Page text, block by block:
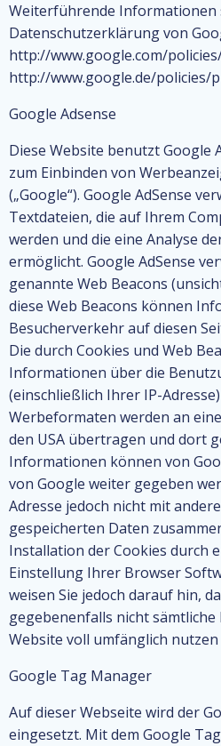
Weiterführende Informationen
Datenschutzerklärung von
http://www.google.com/
http://www.google.de/policies/
Google Adsense
Diese Website benutzt Google
zum Einbinden von
(„Google“). Google AdSense
Textdateien, die auf Ihrem
werden und die eine Analyse
ermöglicht. Google AdSense
genannte Web Beacons
diese Web Beacons können
Besucherverkehr auf diesen
Die durch Cookies und Web
Informationen über die
(einschließlich Ihrer IP-
Werbeformaten werden an
den USA übertragen und dort
Informationen können von
von Google weiter gegeben
Adresse jedoch nicht mit
gespeicherten Daten
Installation der Cookies durch
Einstellung Ihrer Browser
weisen Sie jedoch darauf hin,
gegebenenfalls nicht
Website voll umfänglich
Google Tag Manager
Auf dieser Webseite wird der
eingesetzt. Mit dem Google